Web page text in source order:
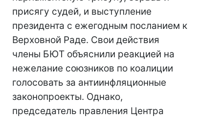
присягу судей, и выступление
президента с ежегодным посланием к
Верховной Раде. Свои действия
члены БЮТ объяснили реакцией на
нежелание союзников по коалиции
голосовать за антиинфляционные
законопроекты. Однако,
председатель правления Центра